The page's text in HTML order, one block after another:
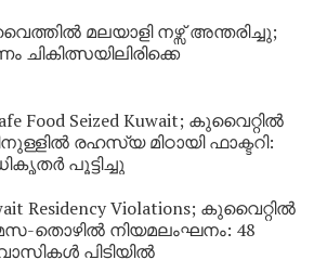
മലയാളി നഴ്സ് അന്തരിച്ചു;
ചികിത്സയിലിരിക്കെ
Food Seized Kuwait; കുവൈറ്റിൽ
രഹസ്യ മിഠായി ഫാക്ടറി:
പൂട്ടിച്ചു
Residency Violations; കുവൈറ്റിൽ
തൊഴിൽ നിയമലംഘനം: 48
പിടിയിൽ